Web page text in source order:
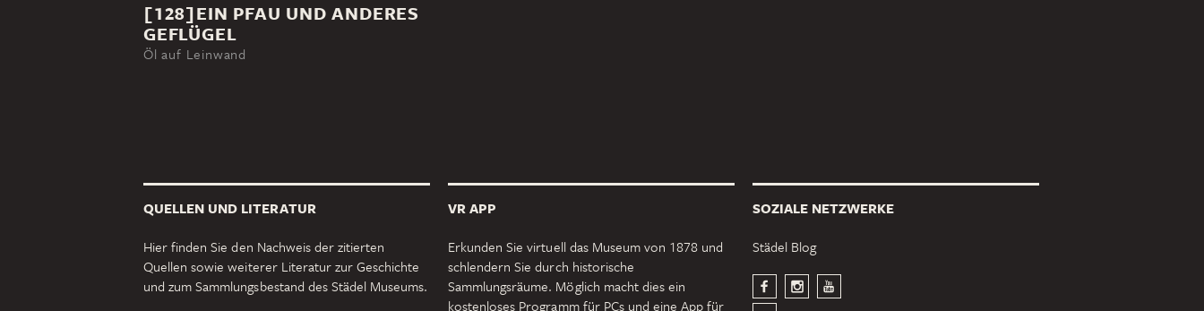
[128]EIN PFAU UND ANDERES
GEFLÜGEL
Öl auf Leinwand
QUELLEN UND LITERATUR
Hier finden Sie den Nachweis der zitierten
Quellen sowie weiterer Literatur zur Geschichte
und zum Sammlungsbestand des Städel Museums.
VR APP
Erkunden Sie virtuell das Museum von 1878 und
schlendern Sie durch historische
Sammlungsräume. Möglich macht dies ein
kostenloses Programm für PCs und eine App für
SOZIALE NETZWERKE
Städel Blog